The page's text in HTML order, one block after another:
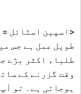
طویل عمل ہے جس
طلباء اکثر بڑے
وقت گزرنے کے
ہوجاتی ہے۔ تو